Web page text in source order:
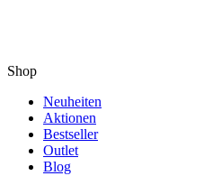
Shop
Neuheiten
Aktionen
Bestseller
Outlet
Blog